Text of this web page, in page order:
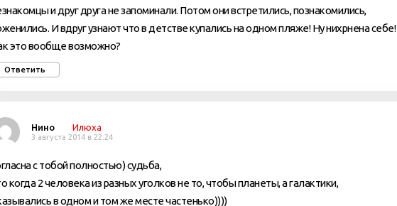
и друг друга не запоминали. Потом они встретились, познакомились,
И вдруг узнают что в детстве купались на одном пляже! Ну нихрнена себе!
это вообще возможно?
Ответить
Нино Илюха
3 августа 2014 в 22:24
с тобой полностью) судьба,
когда 2 человека из разных уголков не то, чтобы планеты, а галактики,
в одном и том же месте частенько))))